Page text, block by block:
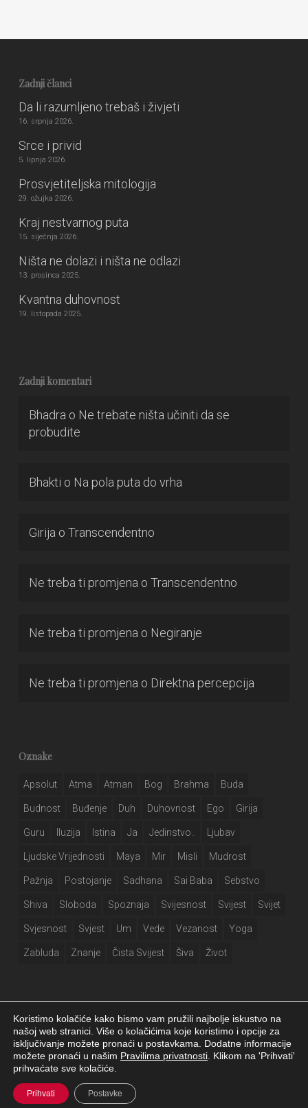
Zadnji članci
Da li razumljeno trebaš i živjeti
16. srpnja 2026.
Srce i privid
5. lipnja 2026.
Prosvjetiteljska mitologija
29. ožujka 2026.
Kraj nestvarnog puta
15. siječnja 2026.
Ništa ne dolazi i ništa ne odlazi
13. prosinca 2025.
Kvantna duhovnost
19. listopada 2025.
Zadnji komentari
Bhadra o Ne trebate ništa učiniti da se
probudite
Bhakti o Na pola puta do vrha
Girija o Transcendentno
Ne treba ti promjena o Transcendentno
Ne treba ti promjena o Negiranje
Ne treba ti promjena o Direktna percepcija
Oznake
Apsolut Atma Atman Bog Brahma Buda
Budnost Buđenje Duh Duhovnost Ego Girija
Guru Iluzija Istina Ja Jedinstvo.. Ljubav
Ljudske Vrijednosti Maya Mir Misli Mudrost
Pažnja Postojanje Sadhana Sai Baba Sebstvo
Shiva Sloboda Spoznaja Svijesnost Svijest Svijet
Svjesnost Svjest Um Vede Vezanost Yoga
Zabluda Znanje Čista Svijest Šiva Život
Girija.info 2026 |Izjava o privatnosti|Postavke kolačića|Izrada web
stranice
facebook
Koristimo kolačiće kako bismo vam pružili najbolje iskustvo na
našoj web stranici. Više o kolačićima koje koristimo i opcije za
isključivanje možete pronaći u postavkama. Dodatne informacije
možete pronaći u našim Pravilima privatnosti . Klikom na 'Prihvati'
prihvaćate sve kolačiće.
Prihvati Postavke